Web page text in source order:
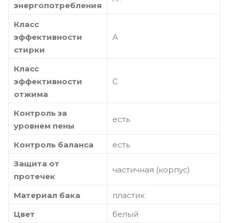
энергопотребления
Класс
эффективности
стирки
A
Класс
эффективности
отжима
С
Контроль за
уровнем пены
есть
Контроль баланса
есть
Защита от
протечек
частичная (корпус)
Материал бака
пластик
Цвет
белый